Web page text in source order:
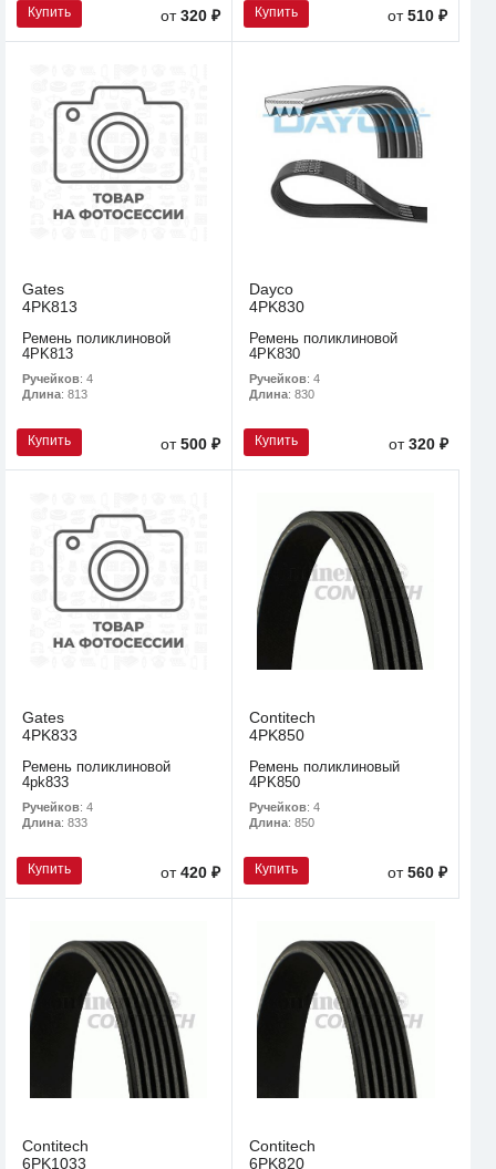
Купить от320 ₽ Купить от510 ₽
Gates
4PK813
Ремень поликлиновой
4PK813
Ручейков: 4
Длина: 813
Купить от500 ₽
Dayco
4PK830
Ремень поликлиновой
4PK830
Ручейков: 4
Длина: 830
Купить от320 ₽
Gates
4PK833
Ремень поликлиновой
4pk833
Ручейков: 4
Длина: 833
Купить от420 ₽
Contitech
4PK850
Ремень поликлиновый
4PK850
Ручейков: 4
Длина: 850
Купить от560 ₽
Contitech
6PK1033
Contitech
6PK820